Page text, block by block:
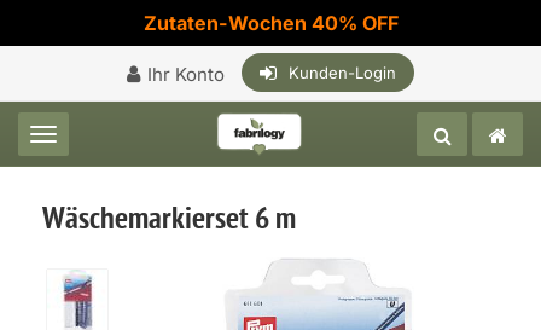
Zutaten-Wochen 40% OFF
Ihr Konto Kunden-Login
Toggle navigation
Wäschemarkierset 6 m